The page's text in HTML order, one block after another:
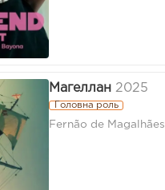
Магеллан 2025
Головна роль
Fernão de Magalhães